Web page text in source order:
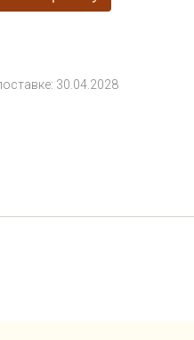
30.04.2028